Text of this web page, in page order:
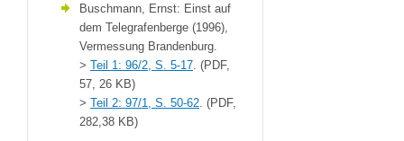
Buschmann, Ernst: Einst auf
dem Telegrafenberge (1996),
Vermessung Brandenburg.
> Teil 1: 96/2, S. 5-17 . (PDF,
57, 26 KB)
> Teil 2: 97/1, S. 50-62 . (PDF,
282,38 KB)